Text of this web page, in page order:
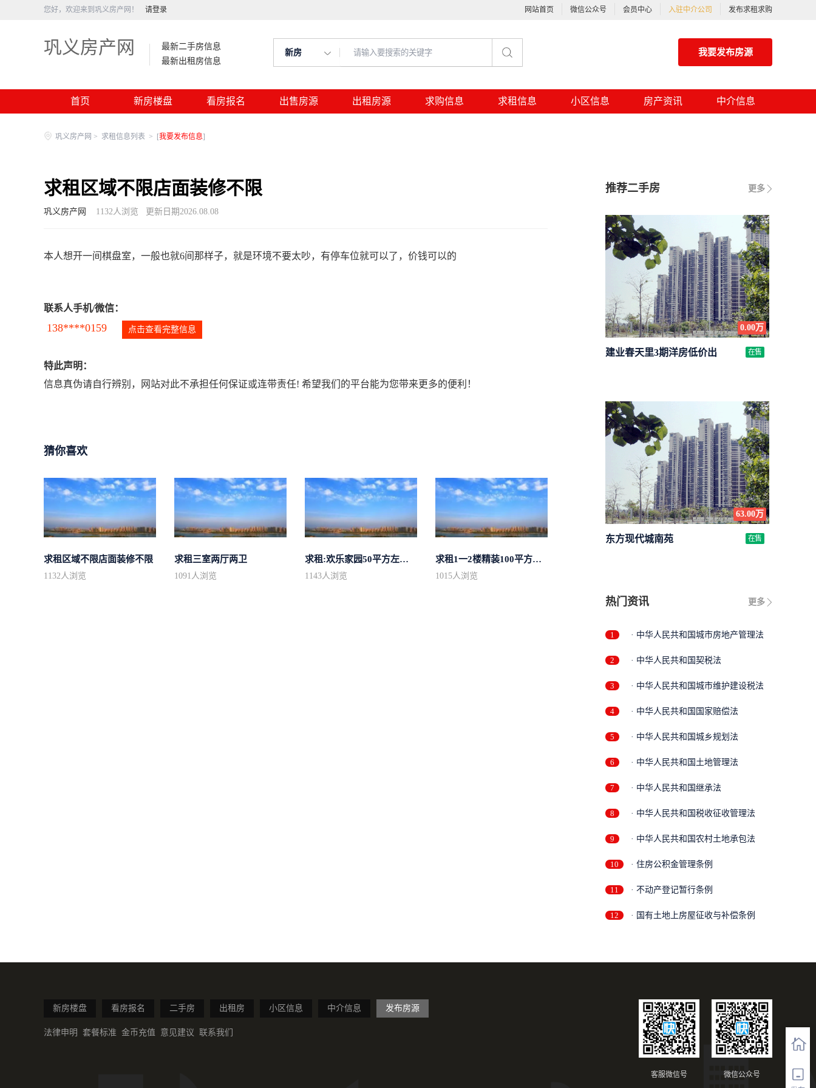
您好，欢迎来到巩义房产网！ 请登录 网站首页 微信公众号 会员中心 入驻中介公司 发布求租求购
巩义房产网
最新二手房信息
最新出租房信息
新房 我要发布房源
首页 新房楼盘 看房报名 出售房源 出租房源 求购信息 求租信息 小区信息 房产资讯 中介信息
巩义房产网 > 求租信息列表 > [我要发布信息]
求租区域不限店面装修不限
巩义房产网 1132人浏览 更新日期2026.08.08
本人想开一间棋盘室，一般也就6间那样子，就是环境不要太吵，有停车位就可以了，价钱可以的
联系人手机/微信：
138****0159 点击查看完整信息
特此声明：
信息真伪请自行辨别，网站对此不承担任何保证或连带责任! 希望我们的平台能为您带来更多的便利！
猜你喜欢
求租区域不限店面装修不限
1132人浏览
求租三室两厅两卫
1091人浏览
求租:欢乐家园50平方左右的单身公寓廉...
1143人浏览
求租1一2楼精装100平方里面基本设备不...
1015人浏览
更多
推荐二手房
0.00万
建业春天里3期洋房低价出 在售
63.00万
东方现代城南苑 在售
更多
热门资讯
1 · 中华人民共和国城市房地产管理法
2 · 中华人民共和国契税法
3 · 中华人民共和国城市维护建设税法
4 · 中华人民共和国国家赔偿法
5 · 中华人民共和国城乡规划法
6 · 中华人民共和国土地管理法
7 · 中华人民共和国继承法
8 · 中华人民共和国税收征收管理法
9 · 中华人民共和国农村土地承包法
10 · 住房公积金管理条例
11 · 不动产登记暂行条例
12 · 国有土地上房屋征收与补偿条例
新房楼盘 看房报名 二手房 出租房 小区信息 中介信息 发布房源
法律申明 套餐标准 金币充值 意见建议 联系我们
微信公众号
客服微信号